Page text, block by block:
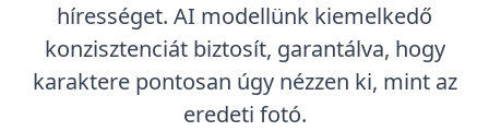
hírességet. AI modellünk kiemelkedő
konzisztenciát biztosít, garantálva, hogy
karaktere pontosan úgy nézzen ki, mint az
eredeti fotó.